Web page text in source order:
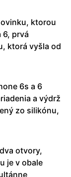
ktorou
6, prvá
ktorá vyšla od
6s a 6
a výdrž
zo silikónu,
otvory,
je v obale